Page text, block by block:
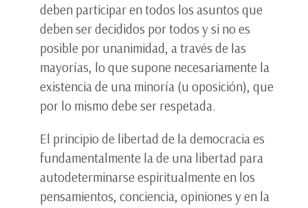
deben participar en todos los asuntos que
deben ser decididos por todos y si no es
posible por unanimidad, a través de las
mayorías, lo que supone necesariamente la
existencia de una minoría (u oposición), que
por lo mismo debe ser respetada.
El principio de libertad de la democracia es
fundamentalmente la de una libertad para
autodeterminarse espiritualmente en los
pensamientos, conciencia, opiniones y en la